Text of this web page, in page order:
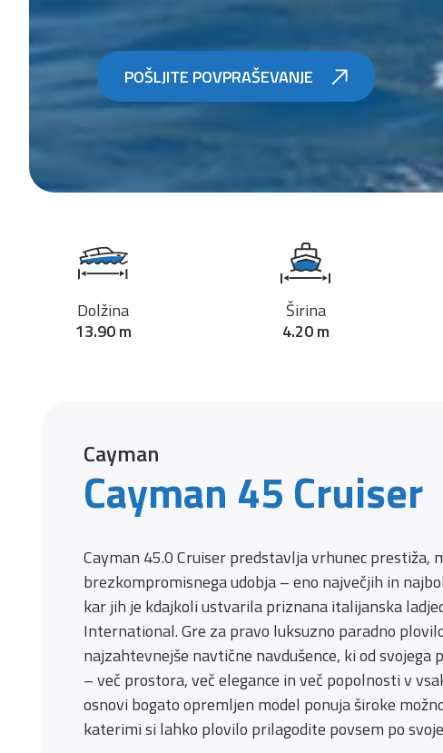
POŠLJITE POVPRAŠEVANJE
Dolžina
13.90 m
Širina
4.20 m
Cayman
Cayman 45 Cruiser
Cayman 45.0 Cruiser predstavlja vrhunec prestiža,
brezkompromisnega udobja – eno največjih in
kar jih je kdajkoli ustvarila priznana italijanska
International. Gre za pravo luksuzno paradno
najzahtevnejše navtične navdušence, ki od svojega
– več prostora, več elegance in več popolnosti v
osnovi bogato opremljen model ponuja široke
katerimi si lahko plovilo prilagodite povsem po